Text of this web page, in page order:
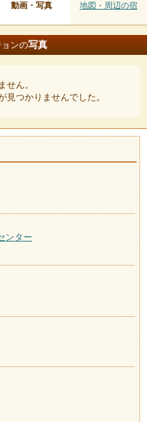
動画・写真 地図・周辺の宿
ンの写真
せん。
見つかりませんでした。
ンター